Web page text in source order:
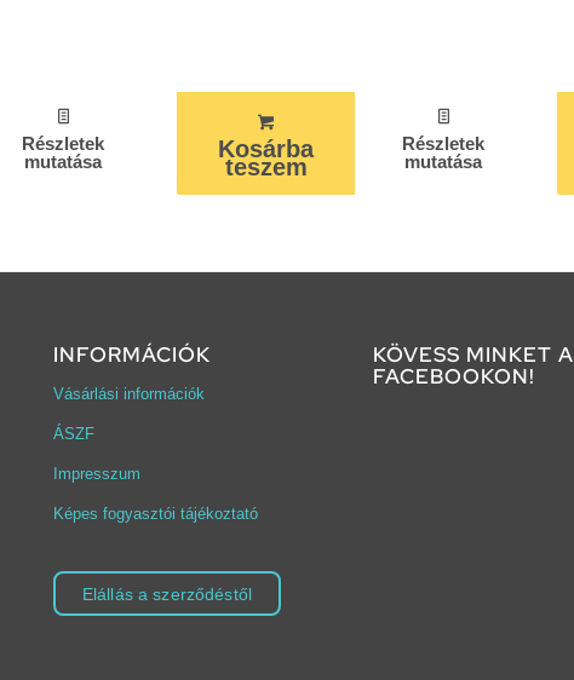
Részletek
mutatása
Kosárba
teszem
Részletek
mutatása
INFORMÁCIÓK
Vásárlási információk
ÁSZF
Impresszum
Képes fogyasztói tájékoztató
Elállás a szerződéstől
KÖVESS MINKET A
FACEBOOKON!